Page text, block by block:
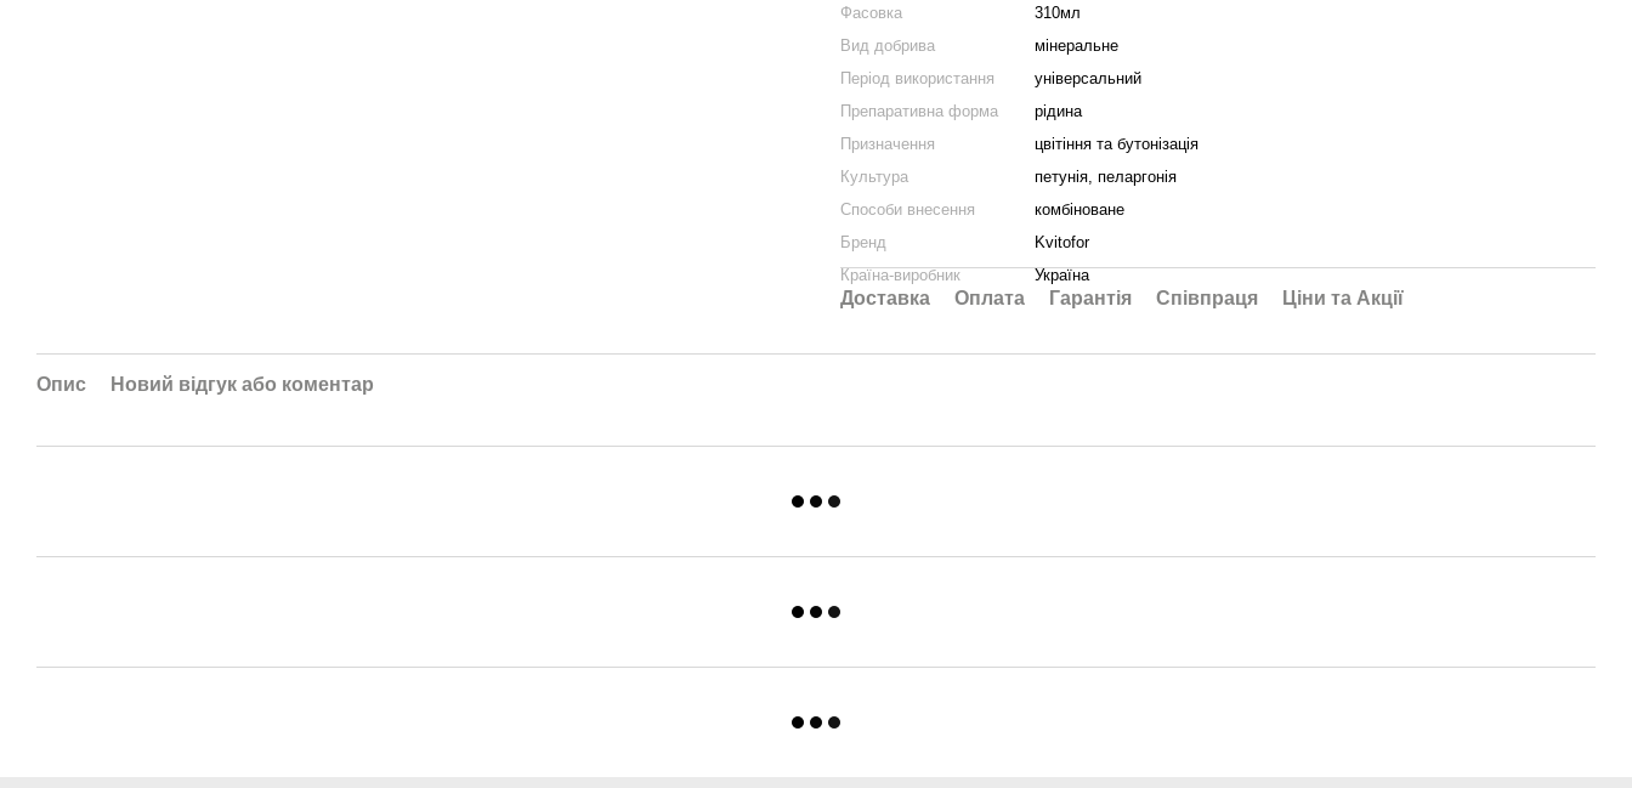
Фасовка
310мл
Вид добрива
мінеральне
Період використання
універсальний
Препаративна форма
рідина
Призначення
цвітіння та бутонізація
Культура
петунія, пеларгонія
Способи внесення
комбіноване
Бренд
Kvitofor
Країна-виробник
Україна
Доставка Оплата Гарантія Співпраця Ціни та Акції
Опис Новий відгук або коментар